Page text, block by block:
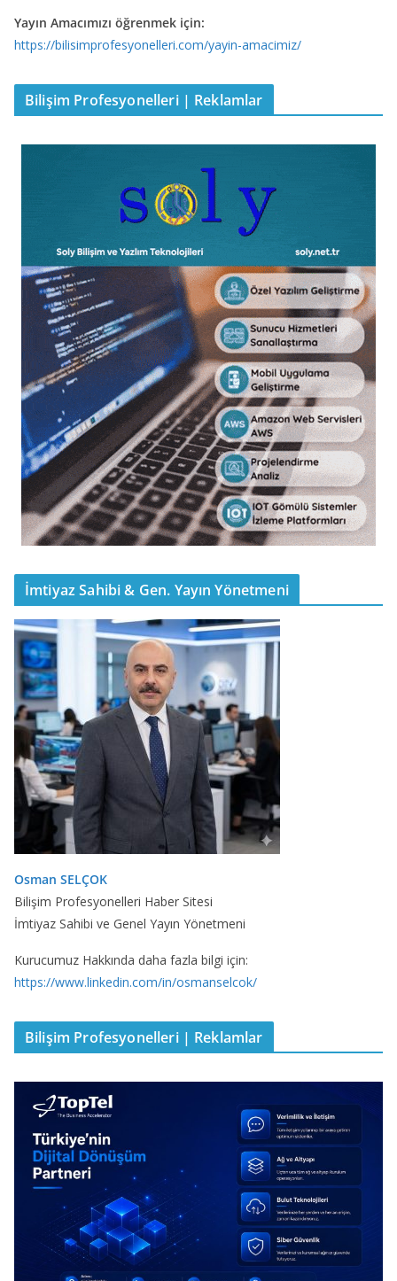
Yayın Amacımızı öğrenmek için:
https://bilisimprofesyonelleri.com/yayin-amacimiz/
Bilişim Profesyonelleri | Reklamlar
İmtiyaz Sahibi & Gen. Yayın Yönetmeni
Osman SELÇOK
Bilişim Profesyonelleri Haber Sitesi
İmtiyaz Sahibi ve Genel Yayın Yönetmeni
Kurucumuz Hakkında daha fazla bilgi için:
https://www.linkedin.com/in/osmanselcok/
Bilişim Profesyonelleri | Reklamlar